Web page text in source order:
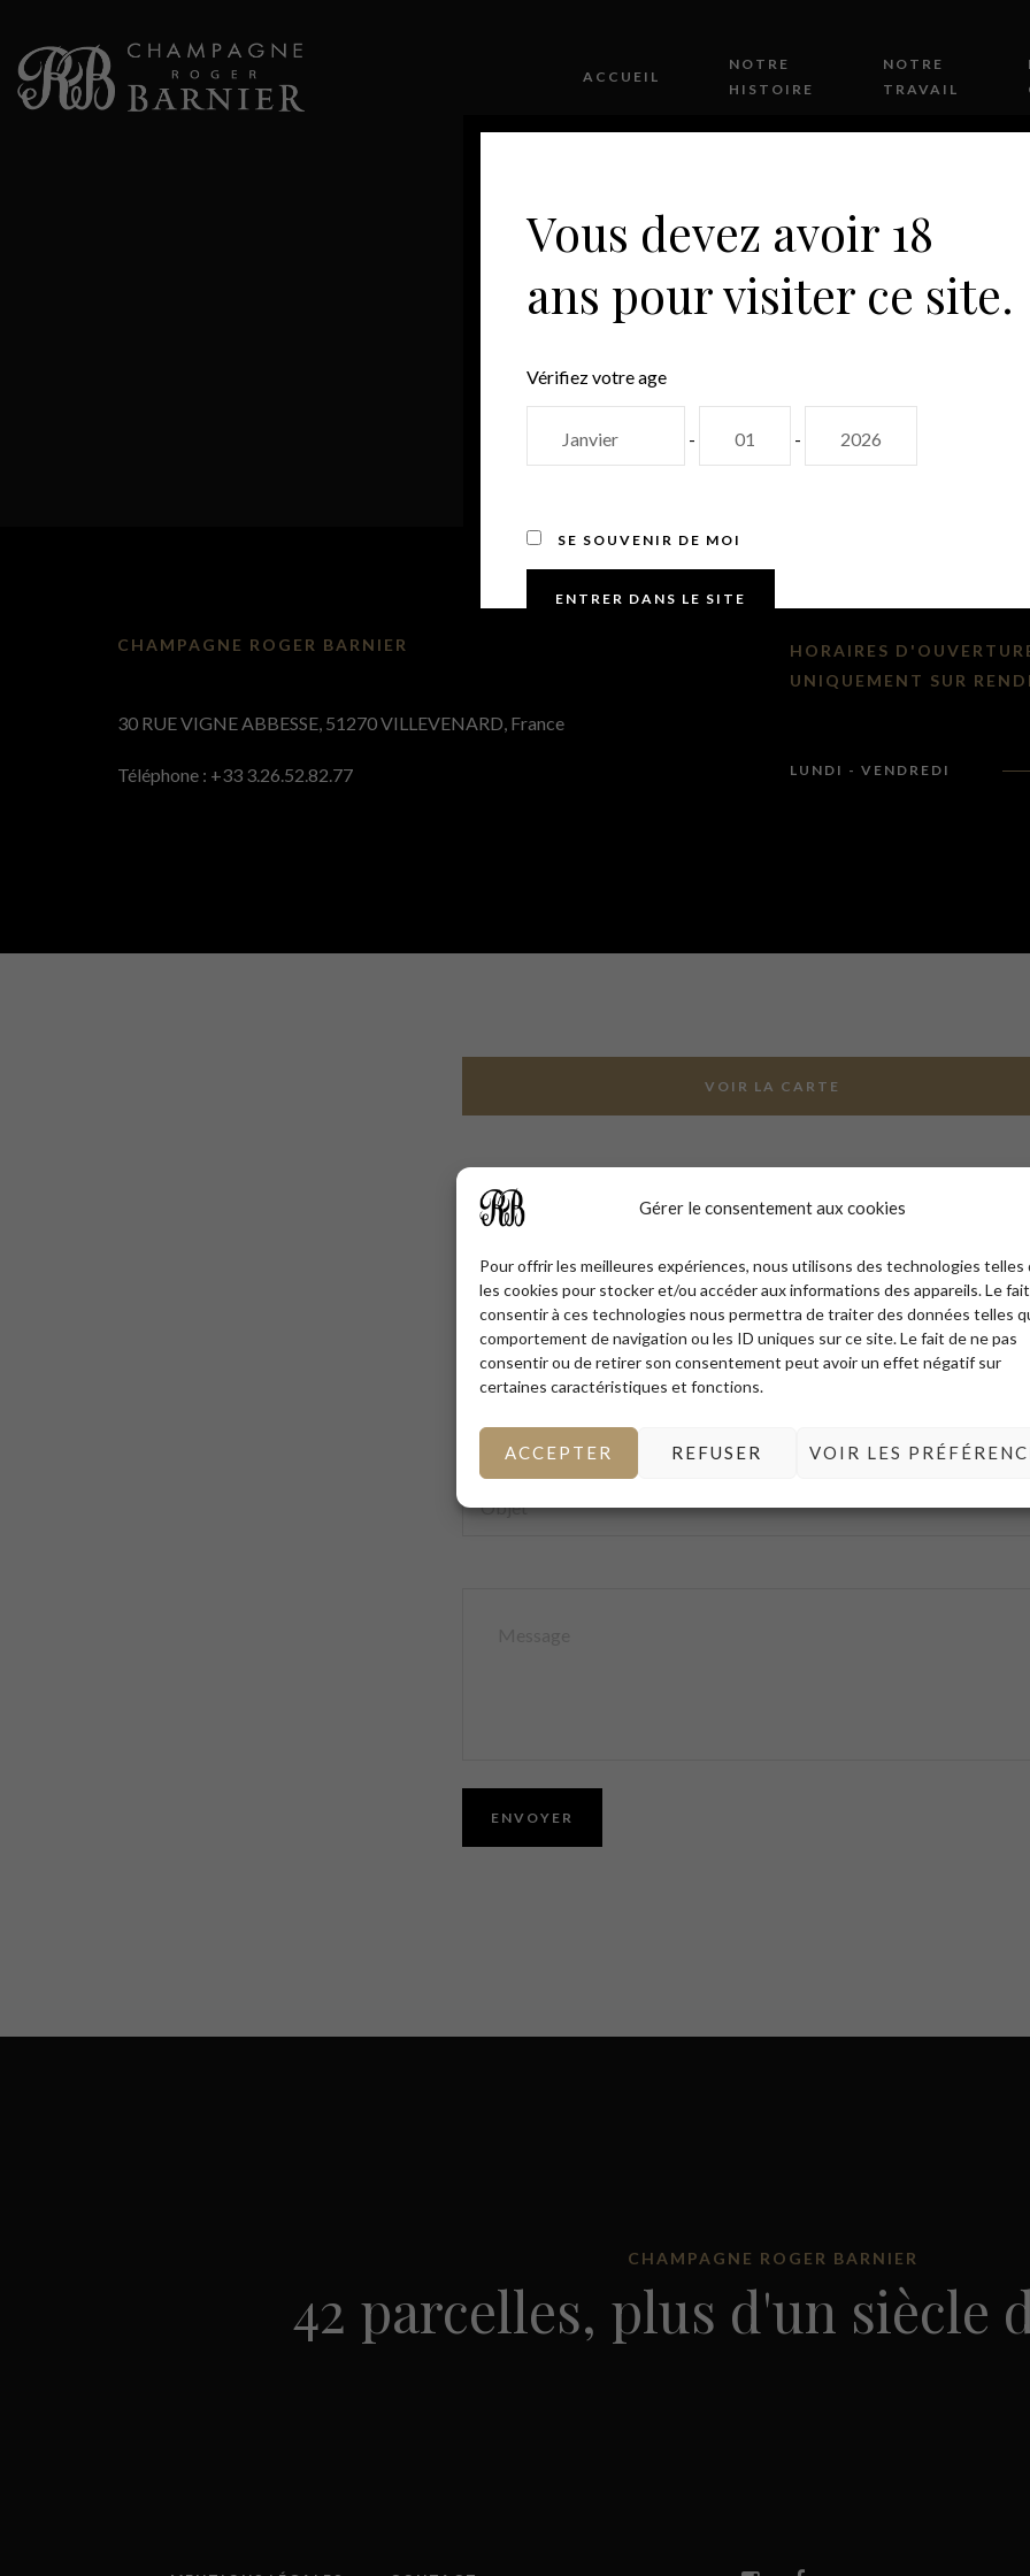
Gérer le consentement aux cookies
Pour offrir les meilleures expériences, nous utilisons des technologies telles
les cookies pour stocker et/ou accéder aux informations des appareils. Le
consentir à ces technologies nous permettra de traiter des données telles
comportement de navigation ou les ID uniques sur ce site. Le fait de ne pas
consentir ou de retirer son consentement peut avoir un effet négatif sur
certaines caractéristiques et fonctions.
ACCEPTER REFUSER VOIR LES
ACCUEIL
NOTRE
HISTOIRE
NOTRE
TRAVAIL
CONTACT
CHAMPAGNE ROGER BARNIER
30 RUE VIGNE ABBESSE, 51270 VILLEVENARD, France
Téléphone : +33 3.26.52.82.77
HORAIRES
UNIQUEMENT SUR
LUNDI - VENDREDI
VOIR LA CARTE
CHAMPAGNE ROGER BARNIER
42 parcelles, plus d'un siècle
Vous devez avoir 18
ans pour visiter ce site.
Vérifiez votre age
- -
SE SOUVENIR DE MOI